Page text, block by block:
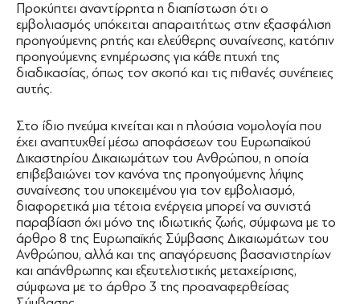
Προκύπτει αναντίρρητα η διαπίστωση ότι ο
εμβολιασμός υπόκειται απαραιτήτως στην εξασφάλιση
προηγούμενης ρητής και ελεύθερης συναίνεσης, κατόπιν
προηγούμενης ενημέρωσης για κάθε πτυχή της
διαδικασίας, όπως τον σκοπό και τις πιθανές συνέπειες
αυτής.
Στο ίδιο πνεύμα κινείται και η πλούσια νομολογία που
έχει αναπτυχθεί μέσω αποφάσεων του Ευρωπαϊκού
Δικαστηρίου Δικαιωμάτων του Ανθρώπου, η οποία
επιβεβαιώνει τον κανόνα της προηγούμενης λήψης
συναίνεσης του υποκειμένου για τον εμβολιασμό,
διαφορετικά μια τέτοια ενέργεια μπορεί να συνιστά
παραβίαση όχι μόνο της ιδιωτικής ζωής, σύμφωνα με το
άρθρο 8 της Ευρωπαϊκής Σύμβασης Δικαιωμάτων του
Ανθρώπου, αλλά και της απαγόρευσης βασανιστηρίων
και απάνθρωπης και εξευτελιστικής μεταχείρισης,
σύμφωνα με το άρθρο 3 της προαναφερθείσας